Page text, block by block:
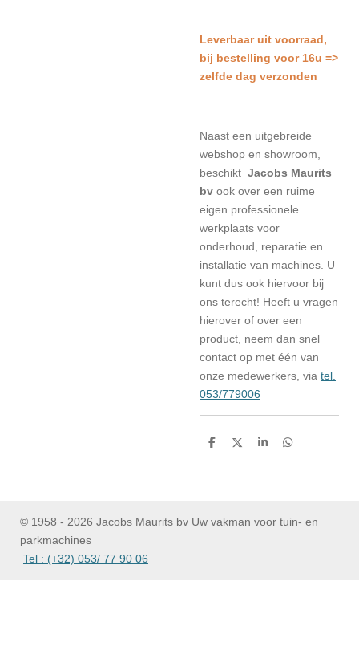
Leverbaar uit voorraad,
bij bestelling voor 16u =>
zelfde dag verzonden
Naast een uitgebreide
webshop en showroom,
beschikt Jacobs Maurits
bv ook over een ruime
eigen professionele
werkplaats voor
onderhoud, reparatie en
installatie van machines. U
kunt dus ook hiervoor bij
ons terecht! Heeft u vragen
hierover of over een
product, neem dan snel
contact op met één van
onze medewerkers, via tel.
053/779006
D
D
S
D
© 1958 - 2026 Jacobs Maurits bv Uw vakman voor tuin- en
parkmachines
Tel : (+32) 053/ 77 90 06